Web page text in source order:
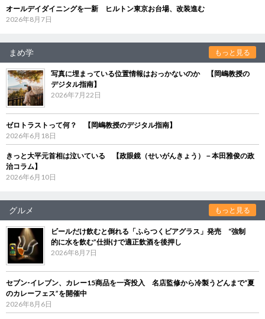
オールデイダイニングを一新 ヒルトン東京お台場、改装進む
2026年8月7日
まめ学 もっと見る
写真に埋まっている位置情報はおっかないのか 【岡嶋教授の
デジタル指南】
2026年7月22日
ゼロトラストって何？ 【岡嶋教授のデジタル指南】
2026年6月18日
きっと大平元首相は泣いている 【政眼鏡（せいがんきょう）－本田雅俊の政
治コラム】
2026年6月10日
グルメ もっと見る
ビールだけ飲むと倒れる「ふらつくビアグラス」発売 “強制
的に水を飲む”仕掛けで適正飲酒を後押し
2026年8月7日
セブン‐イレブン、カレー15商品を一斉投入 名店監修から冷製うどんまで“夏
のカレーフェス”を開催中
2026年8月6日